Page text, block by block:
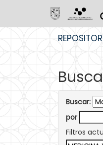
Buscar:
por
Filtros